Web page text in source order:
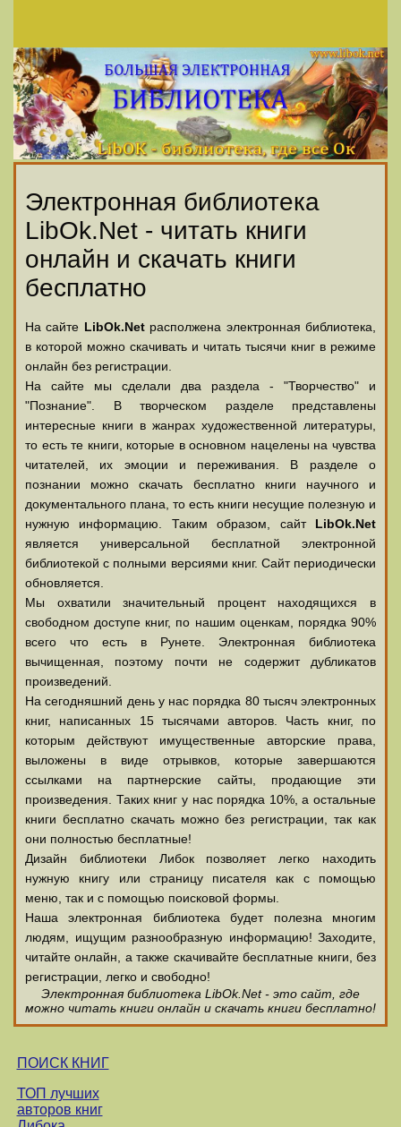
Электронная библиотека
LibOk.Net - читать книги
онлайн и скачать книги
бесплатно
На сайте LibOk.Netрасполжена электронная библиотека,
в которой можно скачивать и читать тысячи книг в режиме
онлайн без регистрации.
На сайте мы сделали два раздела - "Творчество" и
"Познание". В творческом разделе представлены
интересные книги в жанрах художественной литературы,
то есть те книги, которые в основном нацелены на чувства
читателей, их эмоции и переживания. В разделе о
познании можно скачать бесплатно книги научного и
документального плана, то есть книги несущие полезную и
нужную информацию. Таким образом, сайт LibOk.Net
является универсальной бесплатной электронной
библиотекой с полными версиями книг. Сайт периодически
обновляется.
Мы охватили значительный процент находящихся в
свободном доступе книг, по нашим оценкам, порядка 90%
всего что есть в Рунете. Электронная библиотека
вычищенная, поэтому почти не содержит дубликатов
произведений.
На сегодняшний день у нас порядка 80 тысяч электронных
книг, написанных 15 тысячами авторов. Часть книг, по
которым действуют имущественные авторские права,
выложены в виде отрывков, которые завершаются
ссылками на партнерские сайты, продающие эти
произведения. Таких книг у нас порядка 10%, а остальные
книги бесплатно скачать можно без регистрации, так как
они полностью бесплатные!
Дизайн библиотеки Либок позволяет легко находить
нужную книгу или страницу писателя как с помощью
меню, так и с помощью поисковой формы.
Наша электронная библиотека будет полезна многим
людям, ищущим разнообразную информацию! Заходите,
читайте онлайн, а также скачивайте бесплатные книги, без
регистрации, легко и свободно!
Электронная библиотека LibOk.Net - это сайт, где
можно читать книги онлайн и скачать книги бесплатно!
ПОИСК КНИГ
ТОП лучших
авторов книг